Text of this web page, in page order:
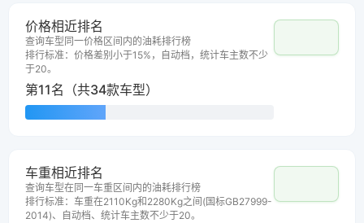
价格相近排名
查询车型同一价格区间内的油耗排行榜
排行标准：价格差别小于15%，自动档，统计车主数不少
于20。
第11名（共34款车型）
车重相近排名
查询车型在同一车重区间内的油耗排行榜
排行标准：车重在2110Kg和2280Kg之间(国标GB27999-
2014)、自动档、统计车主数不少于20。